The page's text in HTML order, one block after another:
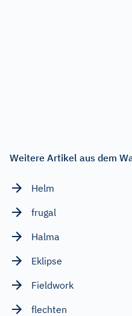
Weitere Artikel aus dem
Helm
frugal
Halma
Eklipse
Fieldwork
flechten